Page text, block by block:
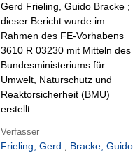
Gerd Frieling, Guido Bracke ;
dieser Bericht wurde im
Rahmen des FE-Vorhabens
3610 R 03230 mit Mitteln des
Bundesministeriums für
Umwelt, Naturschutz und
Reaktorsicherheit (BMU)
erstellt
Verfasser
Frieling, Gerd ; Bracke, Guido